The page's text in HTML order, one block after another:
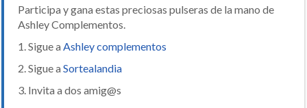
Participa y gana estas preciosas pulseras de la mano de
Ashley Complementos.
1. Sigue a Ashley complementos
2. Sigue a Sortealandia
3. Invita a dos amig@s